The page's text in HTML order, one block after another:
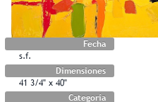
Fecha
s.f.
Dimensiones
41 3/4" x 40"
Categoría